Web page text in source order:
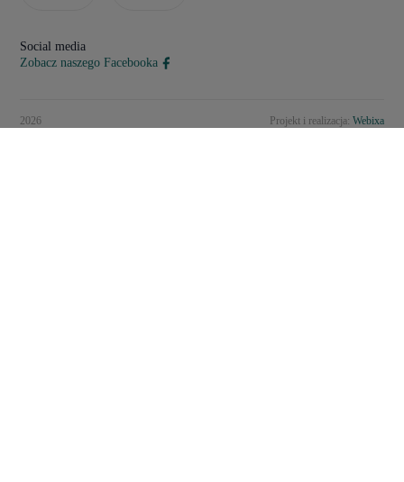
Social media
Zobacz naszego Facebooka
2026 Projekt i realizacja: Webixa